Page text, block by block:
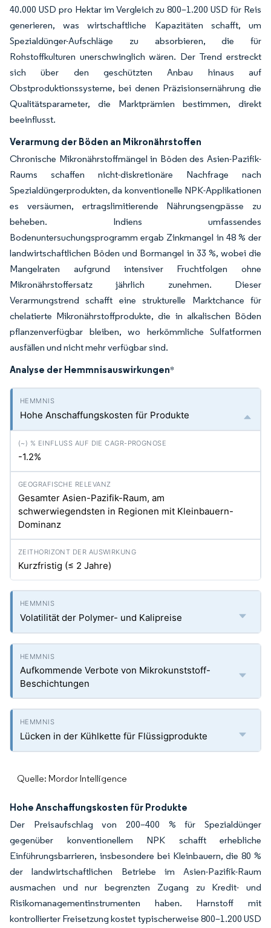
40.000 USD pro Hektar im Vergleich zu 800–1.200 USD für Reis
generieren, was wirtschaftliche Kapazitäten schafft, um
Spezialdünger-Aufschläge zu absorbieren, die für
Rohstoffkulturen unerschwinglich wären. Der Trend erstreckt
sich über den geschützten Anbau hinaus auf
Obstproduktionssysteme, bei denen Präzisionsernährung die
Qualitätsparameter, die Marktprämien bestimmen, direkt
beeinflusst.
Verarmung der Böden an Mikronährstoffen
Chronische Mikronährstoffmängel in Böden des Asien-Pazifik-
Raums schaffen nicht-diskretionäre Nachfrage nach
Spezialdüngerprodukten, da konventionelle NPK-Applikationen
es versäumen, ertragslimitierende Nährungsengpässe zu
beheben. Indiens umfassendes
Bodenuntersuchungsprogramm ergab Zinkmangel in 48 % der
landwirtschaftlichen Böden und Bormangel in 33 %, wobei die
Mangelraten aufgrund intensiver Fruchtfolgen ohne
Mikronährstoffersatz jährlich zunehmen. Dieser
Verarmungstrend schafft eine strukturelle Marktchance für
chelatierte Mikronährstoffprodukte, die in alkalischen Böden
pflanzenverfügbar bleiben, wo herkömmliche Sulfatformen
ausfällen und nicht mehr verfügbar sind.
Analyse der Hemmnisauswirkungen*
Hohe Anschaffungskosten für Produkte
-1.2%
Gesamter Asien-Pazifik-Raum, am
schwerwiegendsten in Regionen mit Kleinbauern-
Dominanz
Kurzfristig (≤ 2 Jahre)
Volatilität der Polymer- und Kalipreise
Aufkommende Verbote von Mikro­kunststoff-
Beschichtungen
Lücken in der Kühlkette für Flüssigprodukte
Quelle: Mordor Intelligence
Hohe Anschaffungskosten für Produkte
Der Preisaufschlag von 200–400 % für Spezialdünger
gegenüber konventionellem NPK schafft erhebliche
Einführungsbarrieren, insbesondere bei Kleinbauern, die 80 %
der landwirtschaftlichen Betriebe im Asien-Pazifik-Raum
ausmachen und nur begrenzten Zugang zu Kredit- und
Risikomanagementinstrumenten haben. Harnstoff mit
kontrollierter Freisetzung kostet typischerweise 800–1.200 USD